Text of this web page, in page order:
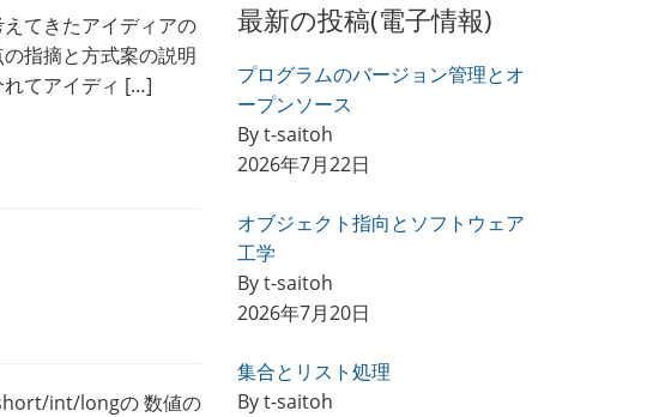
てきたアイディアの
指摘と方式案の説明
れてアイディ […]
int/longの 数値の
最新の投稿(電子情報)
プログラムのバージョン管理とオ
ープンソース
By t-saitoh
2026年7月22日
オブジェクト指向とソフトウェア
工学
By t-saitoh
2026年7月20日
集合とリスト処理
By t-saitoh